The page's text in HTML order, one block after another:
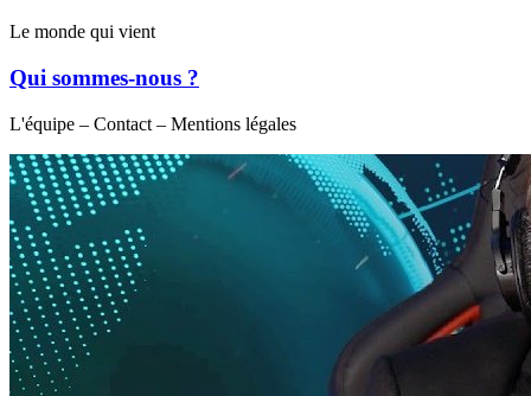
Le monde qui vient
Qui sommes-nous ?
L'équipe – Contact – Mentions légales